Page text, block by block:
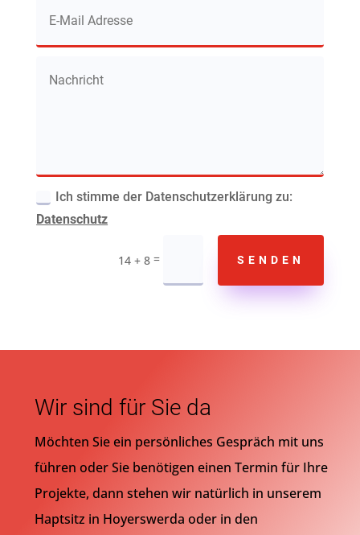
Ich stimme der Datenschutzerklärung zu:
Datenschutz
14 + 8 = SENDEN
Wir sind für Sie da
Möchten Sie ein persönliches Gespräch mit uns
führen oder Sie benötigen einen Termin für Ihre
Projekte, dann stehen wir natürlich in unserem
Haptsitz in Hoyerswerda oder in den